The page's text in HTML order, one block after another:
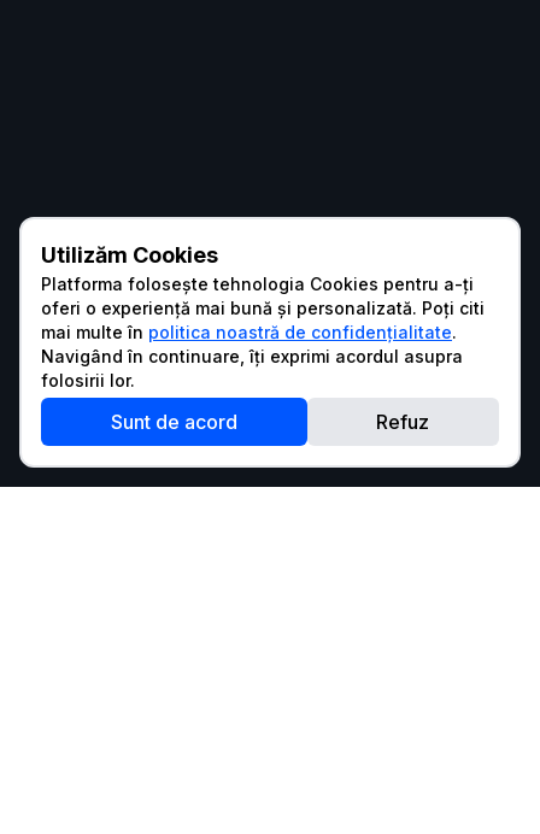
Utilizăm Cookies
Platforma folosește tehnologia Cookies pentru a-ți
oferi o experiență mai bună și personalizată. Poți citi
mai multe în politica noastră de confidențialitate.
Navigând în continuare, îți exprimi acordul asupra
folosirii lor.
Sunt de acord Refuz